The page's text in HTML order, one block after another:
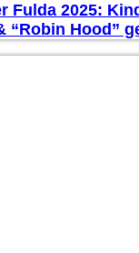
Fulda 2025:
“Robin Hood”